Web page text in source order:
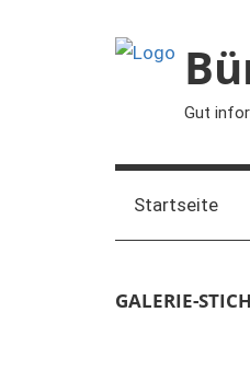
Gut
Startseite
GALERIE-